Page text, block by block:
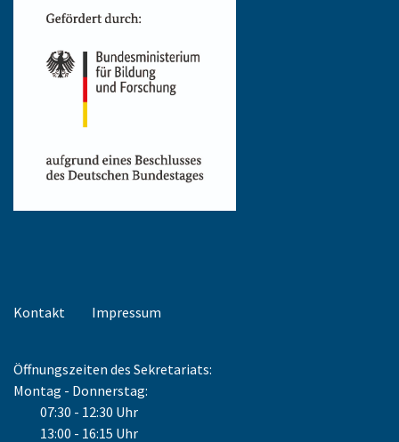
Kontakt Impressum
Öffnungszeiten des Sekretariats:
Montag - Donnerstag:
07:30 - 12:30 Uhr
13:00 - 16:15 Uhr